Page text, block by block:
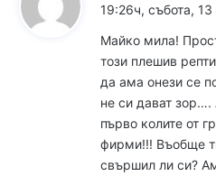
19:26ч, събота,
Майко мила!
този плешив
да ама онези се
не си дават
първо колите от
фирми!!! Въобще
свършил ли си?